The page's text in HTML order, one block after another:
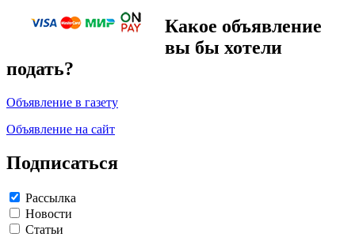
Какое объявление
вы бы хотели
подать?
Объявление в газету
Объявление на сайт
Подписаться
Рассылка
Новости
Статьи